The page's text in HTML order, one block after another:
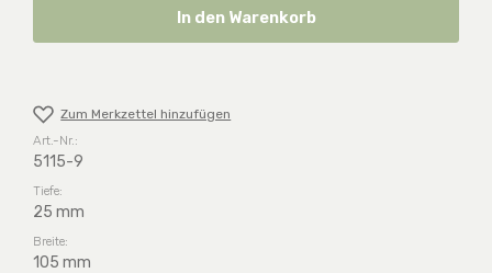
In den Warenkorb
Zum Merkzettel hinzufügen
Art.-Nr.:
5115-9
Tiefe:
25 mm
Breite:
105 mm